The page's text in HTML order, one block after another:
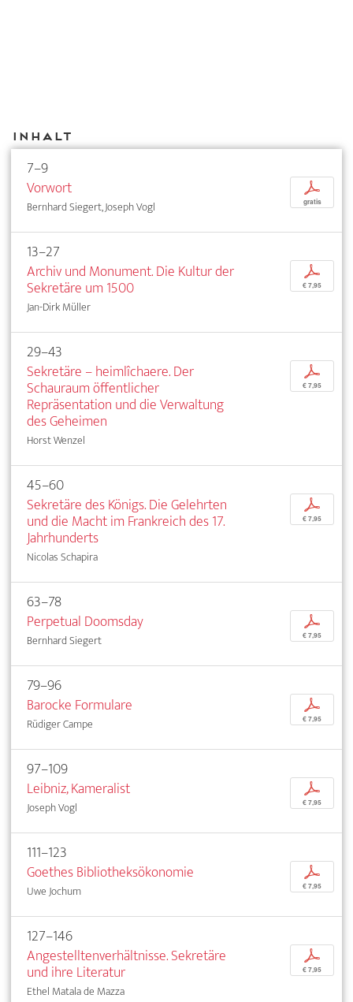
Inhalt
7–9
Vorwort
Bernhard Siegert, Joseph Vogl
p
gratis
13–27
Archiv und Monument. Die Kultur der
Sekretäre um 1500
Jan-Dirk Müller
p
€ 7,95
29–43
Sekretäre – heimlîchaere. Der
Schauraum öffentlicher
Repräsentation und die Verwaltung
des Geheimen
Horst Wenzel
p
€ 7,95
45–60
Sekretäre des Königs. Die Gelehrten
und die Macht im Frankreich des 17.
Jahrhunderts
Nicolas Schapira
p
€ 7,95
63–78
Perpetual Doomsday
Bernhard Siegert
p
€ 7,95
79–96
Barocke Formulare
Rüdiger Campe
p
€ 7,95
97–109
Leibniz, Kameralist
Joseph Vogl
p
€ 7,95
111–123
Goethes Bibliotheksökonomie
Uwe Jochum
p
€ 7,95
127–146
Angestelltenverhältnisse. Sekretäre
und ihre Literatur
Ethel Matala de Mazza
p
€ 7,95